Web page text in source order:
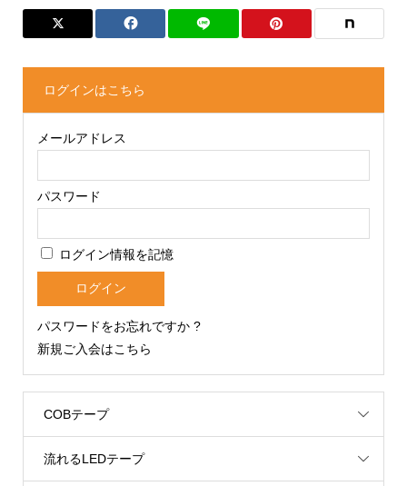
ログインはこちら
メールアドレス
パスワード
ログイン情報を記憶
パスワードをお忘れですか ?
新規ご入会はこちら
COBテープ
流れるLEDテープ